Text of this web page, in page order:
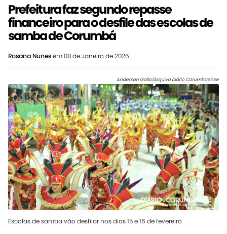
Prefeitura faz segundo repasse
financeiro para o desfile das escolas de
samba de Corumbá
Rosana Nunesem 08 de Janeiro de 2026
Anderson Gallo/Arquivo Diário Corumbaense
Escolas de samba vão desfilar nos dias 15 e 16 de fevereiro